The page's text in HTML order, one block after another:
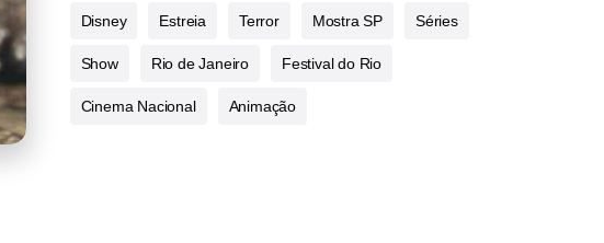
Disney Estreia Terror Mostra SP Séries
Show Rio de Janeiro Festival do Rio
Cinema Nacional Animação